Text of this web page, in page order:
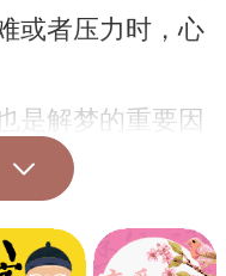
或者压力时，心
是解梦的重要因
地下楼层，可能
通常代表着潜意